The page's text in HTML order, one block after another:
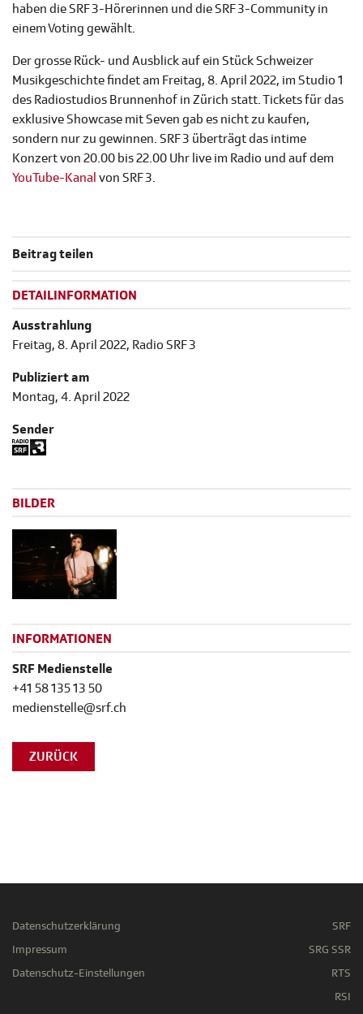
haben die SRF 3-Hörerinnen und die SRF 3-Community in
einem Voting gewählt.
Der grosse Rück- und Ausblick auf ein Stück Schweizer
Musikgeschichte findet am Freitag, 8. April 2022, im Studio 1
des Radiostudios Brunnenhof in Zürich statt. Tickets für das
exklusive Showcase mit Seven gab es nicht zu kaufen,
sondern nur zu gewinnen. SRF 3 überträgt das intime
Konzert von 20.00 bis 22.00 Uhr live im Radio und auf dem
YouTube-Kanal von SRF 3.
Beitrag teilen
DETAILINFORMATION
Ausstrahlung
Freitag, 8. April 2022, Radio SRF 3
Publiziert am
Montag, 4. April 2022
Sender
BILDER
INFORMATIONEN
SRF Medienstelle
+41 58 135 13 50
medienstelle@srf.ch
ZURÜCK
Datenschutzerklärung
Impressum
Datenschutz-Einstellungen
SRF
SRG SSR
RTS
RSI